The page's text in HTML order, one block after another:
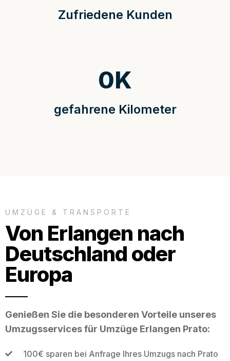
Zufriedene Kunden
gefahrene Kilometer
0K
UMZÜGE & TRANSPORTE
Von Erlangen nach
Deutschland oder
Europa
Genießen Sie die besonderen Vorteile unseres
Umzugsservices für Umzüge Erlangen Prato:
100€ sparen bei Anfrage Ihres Umzugs nach Prato